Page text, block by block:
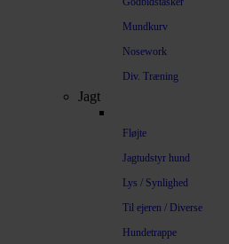
Mundkurv
Nosework
Div. Træning
Jagt
Fløjte
Jagtudstyr hund
Lys / Synlighed
Til ejeren / Diverse
Hundetrappe